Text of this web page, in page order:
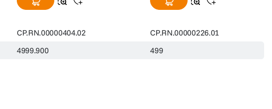
CP.RN.00000404.02
CP.RN.00000226.01
4999.900 499